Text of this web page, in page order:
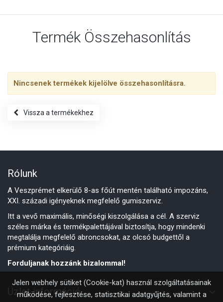
Termék Összehasonlítás
Nincsenek termékek kijelölve összehasonlításra.
Vissza a termékekhez
Rólunk
A Veszprémet elkerülő 8-as főút mentén található impozáns,
XXI. századi igényeknek megfelelő gumiszerviz.
Itt a vevő maximális, minőségi kiszolgálása a cél. A szerviz
széles márka és termékpalettájával biztosítja, hogy mindenki
megtalálja megfelelő abroncsokat, az olcsó budgettől a
prémium kategóriáig.
Forduljanak hozzánk bizalommal!
Üzlet információ
Jelen webhely sütiket (Cookie-kat) használ szolgáltatásainak
működése, fejlesztése, statisztikai adatgyűjtés, valamint a